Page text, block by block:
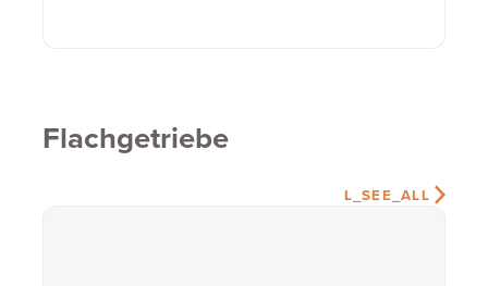
Flachgetriebe
L_SEE_ALL